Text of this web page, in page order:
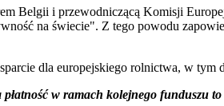
Belgii i przewodniczącą Komisji
na świecie". Z tego powodu
dla europejskiego rolnictwa, w tym
płatność w ramach kolejnego funduszu